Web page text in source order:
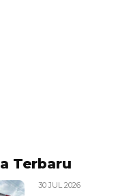
Terbaru
30 JUL 2026